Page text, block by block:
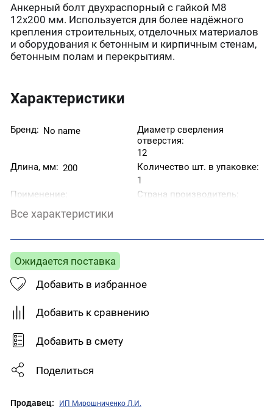
Анкерный болт двухраспорный с гайкой М8
12х200 мм. Используется для более надёжного
крепления строительных, отделочных материалов
и оборудования к бетонным и кирпичным стенам,
бетонным полам и перекрытиям.
Характеристики
Бренд: No name
Диаметр сверления
отверстия:
12
Длина, мм: 200
Количество шт. в упаковке:
1
Применение:
кирпич, природный
Страна производитель:
Тип товара:
Все характеристики
Ожидается поставка
Добавить в избранное
Добавить к сравнению
Добавить в смету
Поделиться
Продавец: ИП Мирошниченко Л.И.